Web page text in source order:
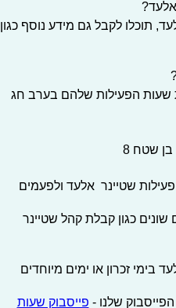
תוכלו לקבל גם מידע נוסף כגון
שעות הפעילות שלהם בערב חג
שטח 8
שטיינר אלעד ולפעמים
כגון קבלת קהל שטיינר
זכרון או ימים מיוחדים
שלנו - פייסבוק שעות